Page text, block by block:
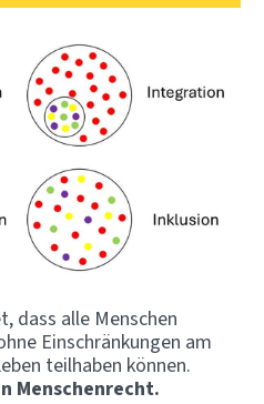
dass alle Menschen
Einschränkungen am
teilhaben können.
Menschenrecht.